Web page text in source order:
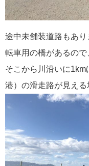
途中未舗装道路もあ
転車用の橋があるので
そこから川沿いに
港）の滑走路が見える